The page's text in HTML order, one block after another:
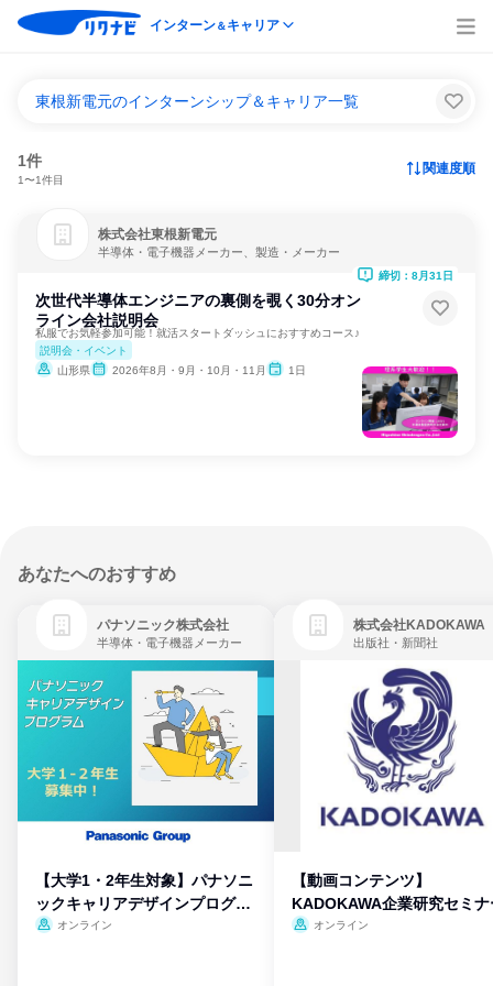
インターン＆キャリア
東根新電元のインターンシップ＆キャリア一覧
1件
1〜1件目
関連度順
株式会社東根新電元
半導体・電子機器メーカー、製造・メーカー
次世代半導体エンジニアの裏側を覗く30分オン
ライン会社説明会
私服でお気軽参加可能！就活スタートダッシュにおすすめコース♪
説明会・イベント
山形県
2026年8月・9月・10月・11月 1日
締切：8月31日
あなたへのおすすめ
パナソニック株式会社
半導体・電子機器メーカー
【大学1・2年生対象】パナソニ
ックキャリアデザインプログラ
ム
オンライン
株式会社KADOKAWA
出版社・新聞社
【動画コンテンツ】
KADOKAWA企業研究セミナ
オンライン